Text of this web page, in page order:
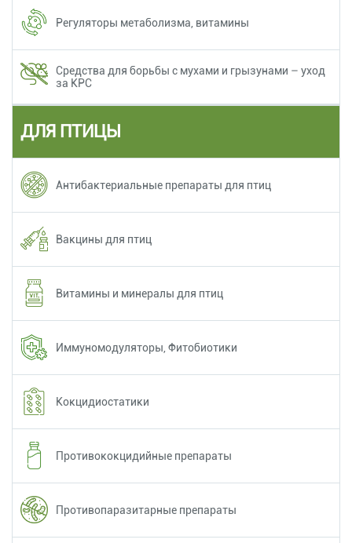
Регуляторы метаболизма, витамины
Средства для борьбы с мухами и грызунами – уход
за КРС
ДЛЯ ПТИЦЫ
Антибактериальные препараты для птиц
Вакцины для птиц
Витамины и минералы для птиц
Иммуномодуляторы, Фитобиотики
Кокцидиостатики
Противококцидийные препараты
Противопаразитарные препараты